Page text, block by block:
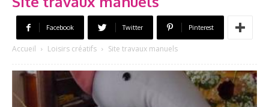
Facebook Twitter Pinterest
Accueil Loisirs créatifs Site travaux manuels